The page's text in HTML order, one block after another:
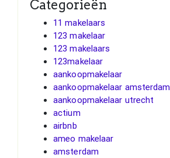
Categorieën
11 makelaars
123 makelaar
123 makelaars
123makelaar
aankoopmakelaar
aankoopmakelaar amsterdam
aankoopmakelaar utrecht
actium
airbnb
ameo makelaar
amsterdam